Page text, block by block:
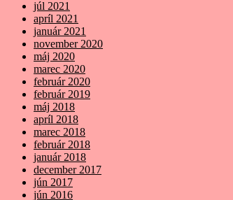
júl 2021
apríl 2021
január 2021
november 2020
máj 2020
marec 2020
február 2020
február 2019
máj 2018
apríl 2018
marec 2018
február 2018
január 2018
december 2017
jún 2017
jún 2016